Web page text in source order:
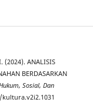
(2024). ANALISIS
BERDASARKAN
Sosial, Dan